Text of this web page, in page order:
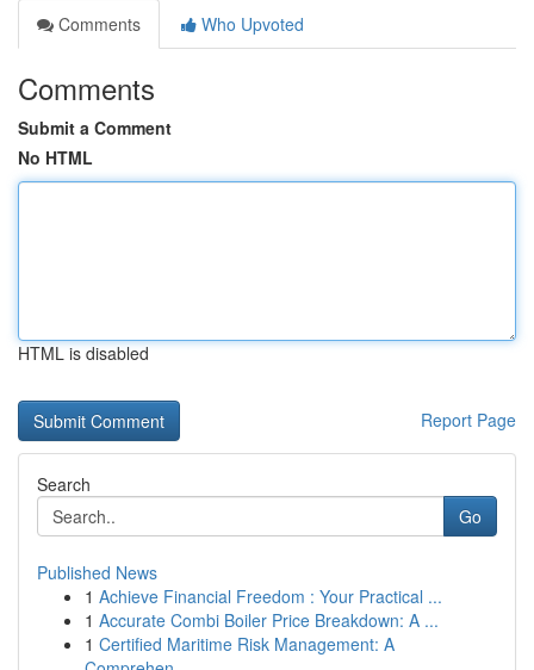
Comments
Who Upvoted
Comments
Submit a Comment
No HTML
HTML is disabled
Report Page
Search
Go
Published News
1 Achieve Financial Freedom : Your Practical ...
1 Accurate Combi Boiler Price Breakdown: A ...
1 Certified Maritime Risk Management: A